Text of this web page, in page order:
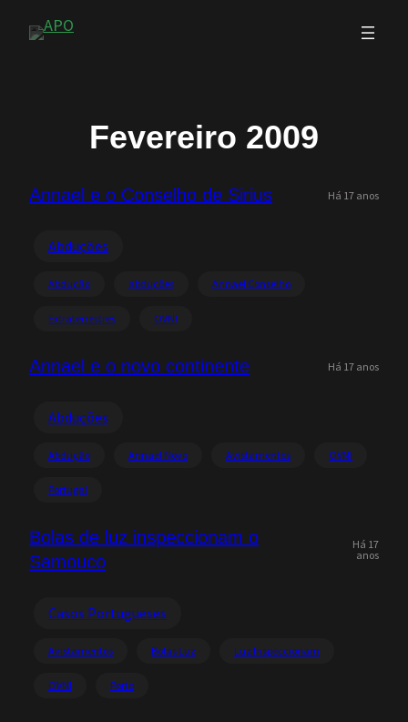
Saltar
Fevereiro 2009
Annael e o Conselho de Sirius Há 17 anos
Abduções
Abdução abduções Annael Conselho
Extraterrestres OVNI
Annael e o novo continente Há 17 anos
Abduções
Abdução Annael Novo Avistamentos OVNI
Portugal
Bolas de luz inspeccionam o
Samouco
Há 17
anos
Casos Portugueses
Avistamentos Bolas Luz Luz Inspeccionam
OVNI Porto